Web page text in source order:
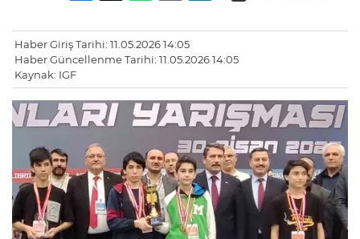
Haber Giriş Tarihi: 11.05.2026 14:05
Haber Güncellenme Tarihi: 11.05.2026 14:05
Kaynak: IGF